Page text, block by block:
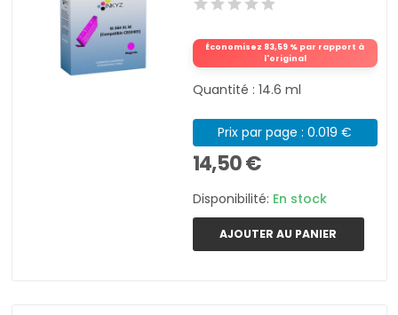
Économisez 83,59 % par rapport à
l'original
Quantité : 14.6 ml
Prix par page : 0.019 €
14,50 €
Disponibilité: En stock
AJOUTER AU PANIER